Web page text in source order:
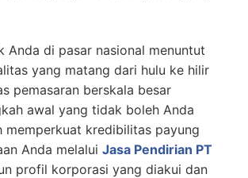
Anda di pasar nasional menuntut
yang matang dari hulu ke hilir
pemasaran berskala besar
awal yang tidak boleh Anda
memperkuat kredibilitas payung
Anda melalui Jasa Pendirian PT
profil korporasi yang diakui dan